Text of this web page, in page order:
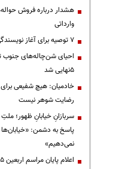
هشدار درباره فروش
وارداتی
۷ توصیه برای آغاز نویسندگی
احیای شن‌چاله‌های جنوب
۵نهایی شد
خادمیان: هیچ شفیعی برای
رضایت شوهر نیست
سربازانِ خیابانِ ظهور؛
پاسخ به دشمن: «خیابان‌ها
نمی‌دهیم»
اعلام پایان مراسم اربعین ۱۴۰۵